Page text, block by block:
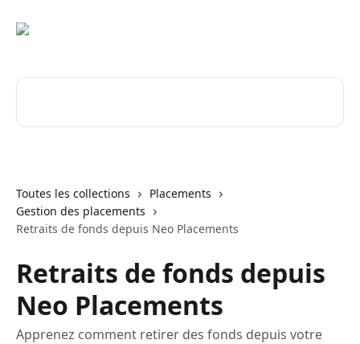
Toutes les collections
Placements
Gestion des placements
Retraits de fonds depuis Neo Placements
Retraits de fonds depuis
Neo Placements
Apprenez comment retirer des fonds depuis votre